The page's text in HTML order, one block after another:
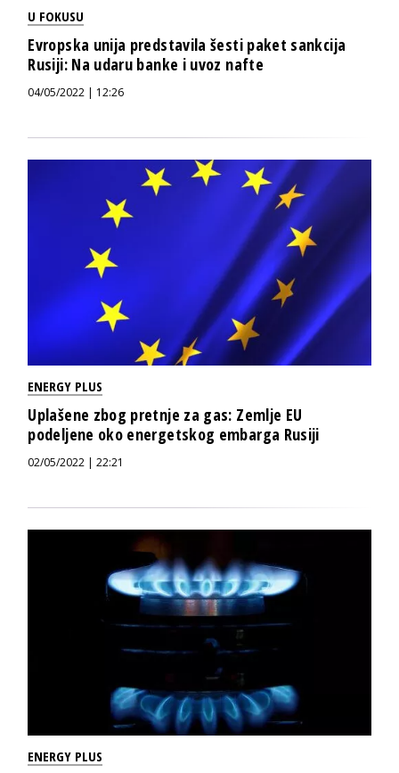
U FOKUSU
Evropska unija predstavila šesti paket sankcija
Rusiji: Na udaru banke i uvoz nafte
04/05/2022 | 12:26
ENERGY PLUS
Uplašene zbog pretnje za gas: Zemlje EU
podeljene oko energetskog embarga Rusiji
02/05/2022 | 22:21
ENERGY PLUS